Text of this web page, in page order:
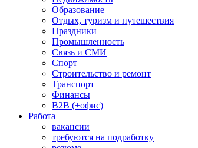
Образование
Отдых, туризм и путешествия
Праздники
Промышленность
Связь и СМИ
Спорт
Строительство и ремонт
Транспорт
Финансы
B2B (+офис)
Работа
вакансии
требуются на подработку